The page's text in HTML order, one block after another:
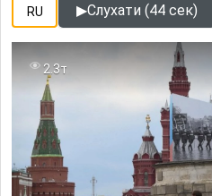
RU ▶Слухати (44 сек)
2.3т